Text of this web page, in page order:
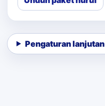
Pengaturan lanjutan